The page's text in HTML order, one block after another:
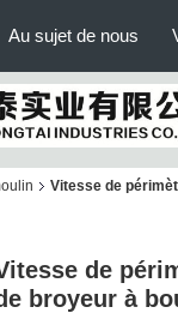
Au sujet de nous
Vitesse de
de
broyeur à